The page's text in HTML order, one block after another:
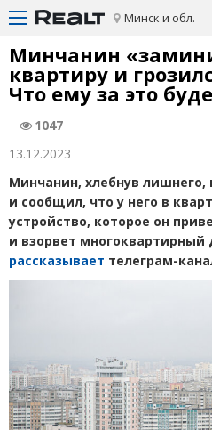
Минск и обл.
Минчанин «
квартиру и
Что ему за это
1047
13.12.2023
Минчанин, хлебнув лишнего,
и сообщил, что у него в
устройство, которое он
и взорвет
рассказывает телеграм-